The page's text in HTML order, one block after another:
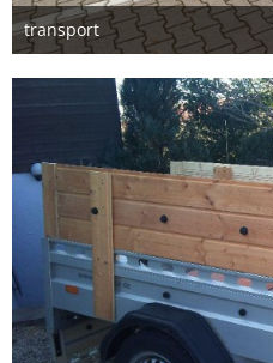
transport
27. November 2024